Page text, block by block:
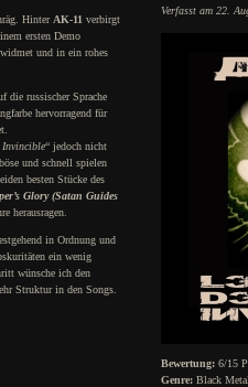
Verfasst am 22.
Hinter AK-11 verbirgt
ersten Demo
und in ein rohes
die russischer Sprache
hervorragend für
Invincible“ jedoch nicht
und schnell spielen
besten Stücke des
Glory (Satan Guides
herausragen.
in Ordnung und
ein wenig
wünsche ich den
Struktur in den Songs.
Bewertung:6/15
Genre:Black